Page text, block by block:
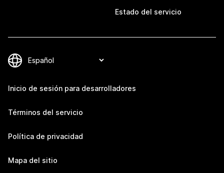
Estado del servicio
Inicio de sesión para desarrolladores
Términos del servicio
Política de privacidad
Mapa del sitio